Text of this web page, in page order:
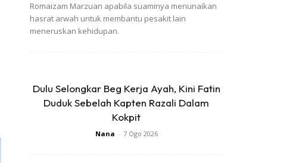
Romaizam Marzuan apabila suaminya menunaikan
hasrat arwah untuk membantu pesakit lain
meneruskan kehidupan.
Dulu Selongkar Beg Kerja Ayah, Kini Fatin
Duduk Sebelah Kapten Razali Dalam
Kokpit
Nana - 7 Ogo 2026